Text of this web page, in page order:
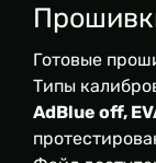
Готовые
Типы
AdBlue off,